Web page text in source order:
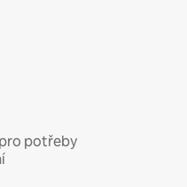
potřeby